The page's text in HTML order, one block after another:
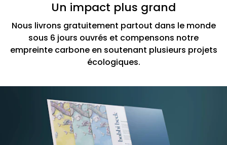
Un impact plus grand
Nous livrons gratuitement partout dans le monde
sous 6 jours ouvrés et compensons notre
empreinte carbone en soutenant plusieurs projets
écologiques.